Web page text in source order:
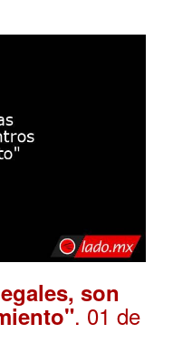
son
. 01 de